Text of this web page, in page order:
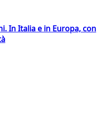
In Italia e in Europa, con